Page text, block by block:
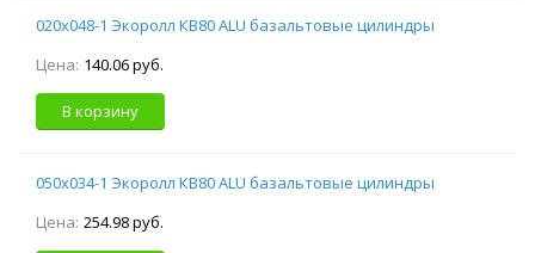
020х048-1 Экоролл КВ80 ALU базальтовые цилиндры
Цена: 140.06 руб.
В корзину
050х034-1 Экоролл КВ80 ALU базальтовые цилиндры
Цена: 254.98 руб.